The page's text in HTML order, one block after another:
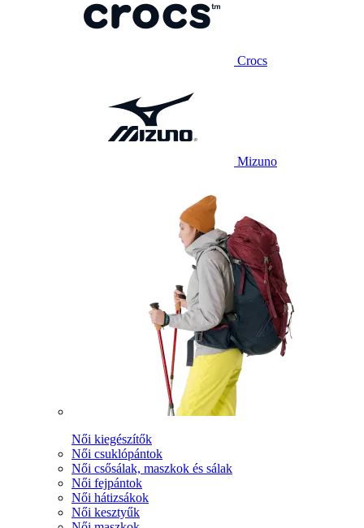
Crocs
Mizuno
Női kiegészítők
Női csuklópántok
Női csősálak, maszkok és sálak
Női fejpántok
Női hátizsákok
Női kesztyűk